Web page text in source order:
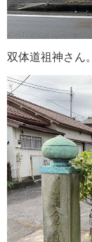
双体道祖神さん。